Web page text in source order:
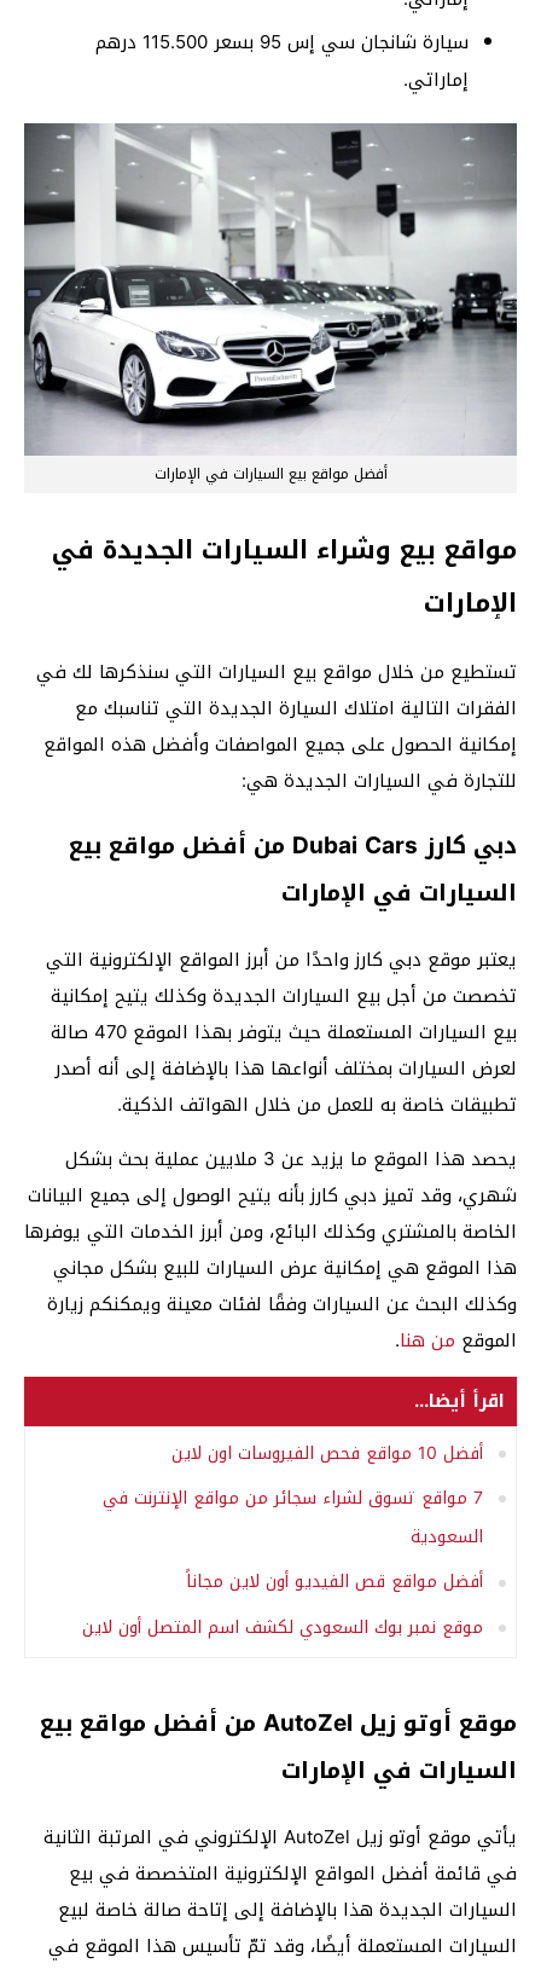
سيارة شانجان سي إس 95 بسعر 115.500 درهم
إماراتي.
أفضل مواقع بيع السيارات في الإمارات
مواقع بيع وشراء السيارات الجديدة في
الإمارات
تستطيع من خلال مواقع بيع السيارات التي سنذكرها لك في
الفقرات التالية امتلاك السيارة الجديدة التي تناسبك مع
إمكانية الحصول على جميع المواصفات وأفضل هذه المواقع
للتجارة في السيارات الجديدة هي:
دبي كارز Dubai Cars من أفضل مواقع بيع
السيارات في الإمارات
يعتبر موقع دبي كارز واحدًا من أبرز المواقع الإلكترونية التي
تخصصت من أجل بيع السيارات الجديدة وكذلك يتيح إمكانية
بيع السيارات المستعملة حيث يتوفر بهذا الموقع 470 صالة
لعرض السيارات بمختلف أنواعها هذا بالإضافة إلى أنه أصدر
تطبيقات خاصة به للعمل من خلال الهواتف الذكية.
يحصد هذا الموقع ما يزيد عن 3 ملايين عملية بحث بشكل
شهري، وقد تميز دبي كارز بأنه يتيح الوصول إلى جميع البيانات
الخاصة بالمشتري وكذلك البائع، ومن أبرز الخدمات التي يوفرها
هذا الموقع هي إمكانية عرض السيارات للبيع بشكل مجاني
وكذلك البحث عن السيارات وفقًا لفئات معينة ويمكنكم زيارة
الموقع من هنا.
اقرأ أيضا...
أفضل 10 مواقع فحص الفيروسات اون لاين
7 مواقع تسوق لشراء سجائر من مواقع الإنترنت في
السعودية
أفضل مواقع قص الفيديو أون لاين مجاناً
موقع نمبر بوك السعودي لكشف اسم المتصل أون لاين
موقع أوتو زيل AutoZel من أفضل مواقع بيع
السيارات في الإمارات
يأتي موقع أوتو زيل AutoZel الإلكتروني في المرتبة الثانية
في قائمة أفضل المواقع الإلكترونية المتخصصة في بيع
السيارات الجديدة هذا بالإضافة إلى إتاحة صالة خاصة لبيع
السيارات المستعملة أيضًا، وقد تمّ تأسيس هذا الموقع في